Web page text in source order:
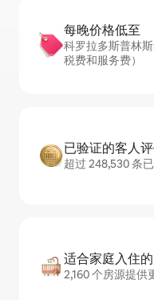
每晚价格低至
科罗拉多斯普林
税费和服务费）
已验证的客人
超过 248,530 条
适合家庭入住
2,160 个房源提供